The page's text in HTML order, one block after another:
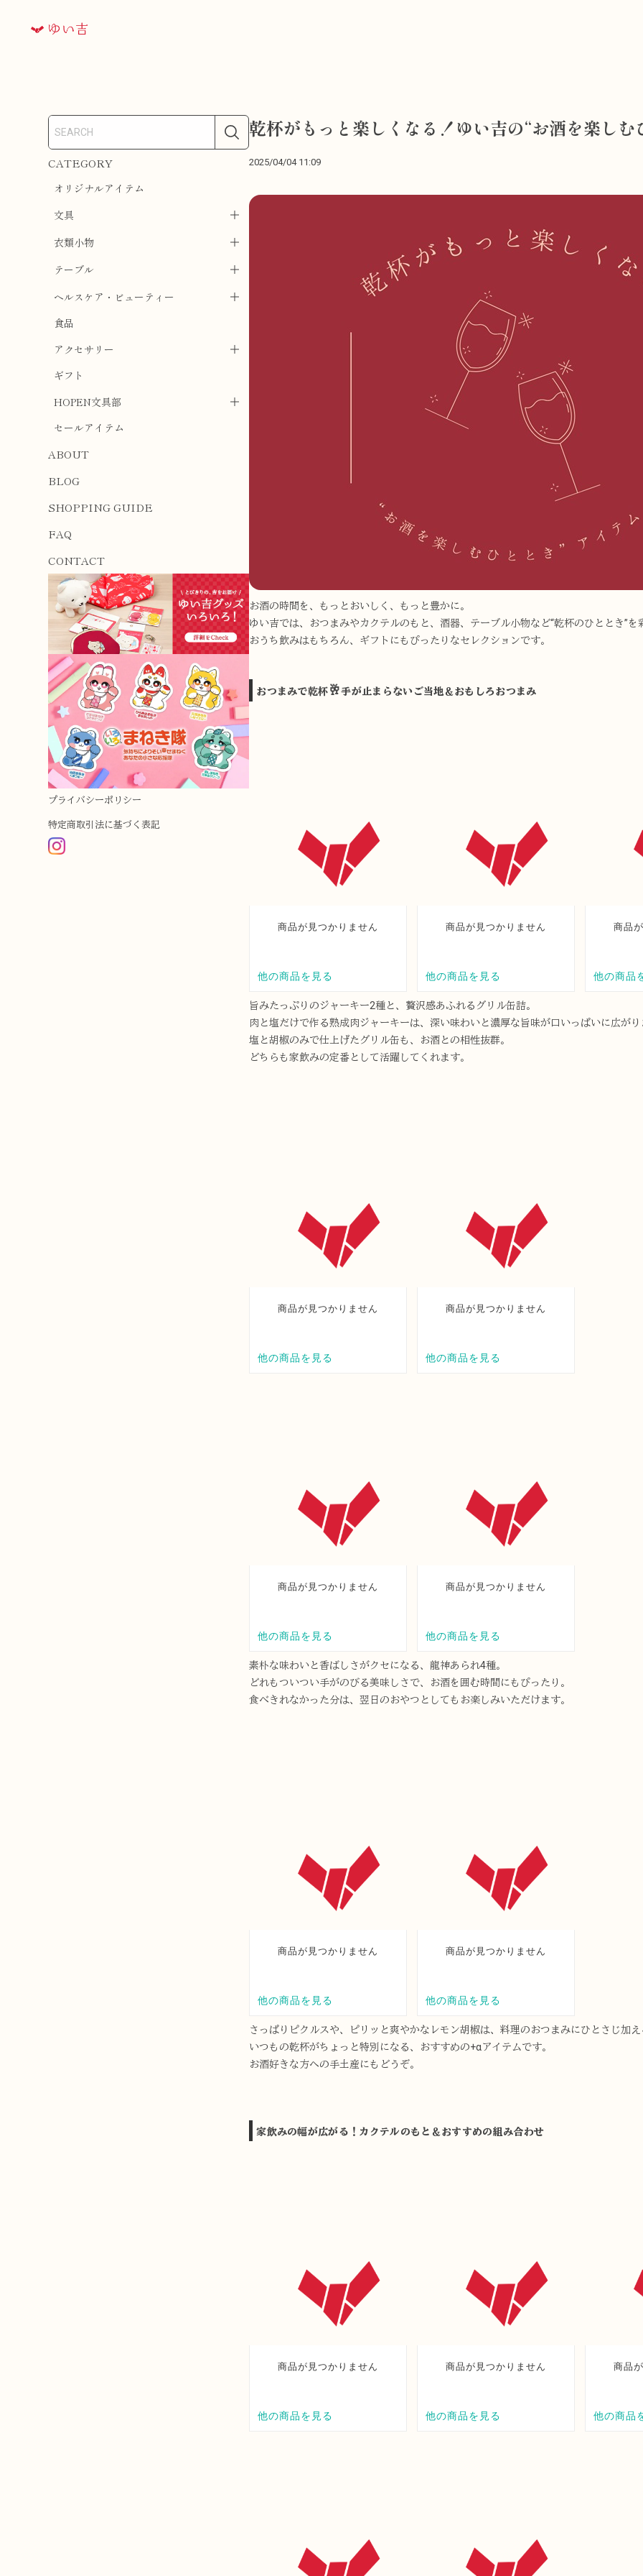
CATEGORY
オリジナルアイテム
文具
衣類小物
テーブル
ヘルスケア・ビューティー
食品
アクセサリー
ギフト
HOPEN文具部
セールアイテム
ABOUT
BLOG
SHOPPING GUIDE
FAQ
CONTACT
プライバシーポリシー
特定商取引法に基づく表記
乾杯がもっと楽しくなる！ゆい吉の“お酒を楽し
2025/04/04 11:09
お酒の時間を、もっとおいしく、もっと豊かに。
ゆい吉では、おつまみやカクテルのもと、酒器、テーブル小物など“乾杯のひととき”
おうち飲みはもちろん、ギフトにもぴったりなセレクションです。
おつまみで乾杯🥂手が止まらないご当地＆おもしろおつまみ
旨みたっぷりのジャーキー2種と、贅沢感あふれるグリル缶詰。
肉と塩だけで作る熟成肉ジャーキーは、深い味わいと濃厚な旨味が口いっぱいに広が
塩と胡椒のみで仕上げたグリル缶も、お酒との相性抜群。
どちらも家飲みの定番として活躍してくれます。
素朴な味わいと香ばしさがクセになる、龍神あられ4種。
どれもついつい手がのびる美味しさで、お酒を囲む時間にもぴったり。
食べきれなかった分は、翌日のおやつとしてもお楽しみいただけます。
さっぱりピクルスや、ピリッと爽やかなレモン胡椒は、料理のおつまみにひとさじ加
いつもの乾杯がちょっと特別になる、おすすめの+αアイテムです。
お酒好きな方への手土産にもどうぞ。
家飲みの幅が広がる！カクテルのもと＆おすすめの組み合わせ